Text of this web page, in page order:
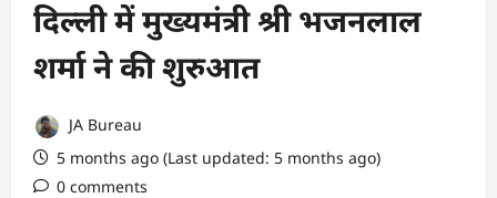
दिल्ली में मुख्यमंत्री श्री भजनलाल
शर्मा ने की शुरुआत
JA Bureau
5 months ago (Last updated: 5 months ago)
0 comments